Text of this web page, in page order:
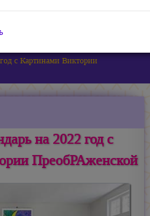
с Картинами Виктории
на 2022 год с
ПреобРАженской